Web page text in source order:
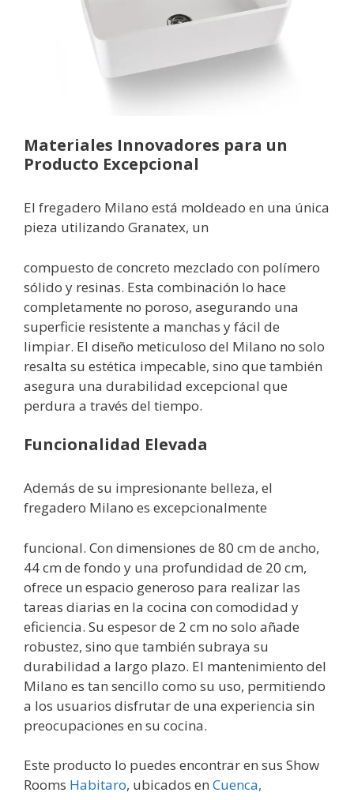
Materiales Innovadores para un
Producto Excepcional
El fregadero Milano está moldeado en una única
pieza utilizando Granatex, un
compuesto de concreto mezclado con polímero
sólido y resinas. Esta combinación lo hace
completamente no poroso, asegurando una
superficie resistente a manchas y fácil de
limpiar. El diseño meticuloso del Milano no solo
resalta su estética impecable, sino que también
asegura una durabilidad excepcional que
perdura a través del tiempo.
Funcionalidad Elevada
Además de su impresionante belleza, el
fregadero Milano es excepcionalmente
funcional. Con dimensiones de 80 cm de ancho,
44 cm de fondo y una profundidad de 20 cm,
ofrece un espacio generoso para realizar las
tareas diarias en la cocina con comodidad y
eficiencia. Su espesor de 2 cm no solo añade
robustez, sino que también subraya su
durabilidad a largo plazo. El mantenimiento del
Milano es tan sencillo como su uso, permitiendo
a los usuarios disfrutar de una experiencia sin
preocupaciones en su cocina.
Este producto lo puedes encontrar en sus Show
Rooms Habitaro, ubicados en Cuenca,